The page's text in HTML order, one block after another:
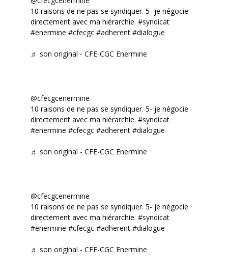
10 raisons de ne pas se syndiquer. 5- je négocie
directement avec ma hiérarchie. #syndicat
#enermine #cfecgc #adherent #dialogue
♬ son original - CFE-CGC Enermine
@cfecgcenermine
10 raisons de ne pas se syndiquer. 5- je négocie
directement avec ma hiérarchie. #syndicat
#enermine #cfecgc #adherent #dialogue
♬ son original - CFE-CGC Enermine
@cfecgcenermine
10 raisons de ne pas se syndiquer. 5- je négocie
directement avec ma hiérarchie. #syndicat
#enermine #cfecgc #adherent #dialogue
♬ son original - CFE-CGC Enermine